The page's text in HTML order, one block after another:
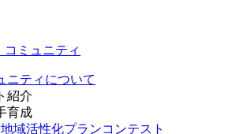
ニティについて
紹介
育成
域活性化プランコンテスト